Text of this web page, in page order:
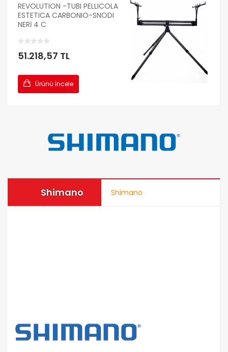
REVOLUTION -TUBI PELLICOLA
ESTETICA CARBONIO-SNODI
NERİ 4 C
51.218,57 TL
Ürünü İncele
Shimano Shimano